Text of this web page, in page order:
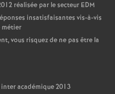
réalisée par le secteur EDM
insatisfaisantes vis-à-vis
métier
vous risquez de ne pas être la
académique 2013